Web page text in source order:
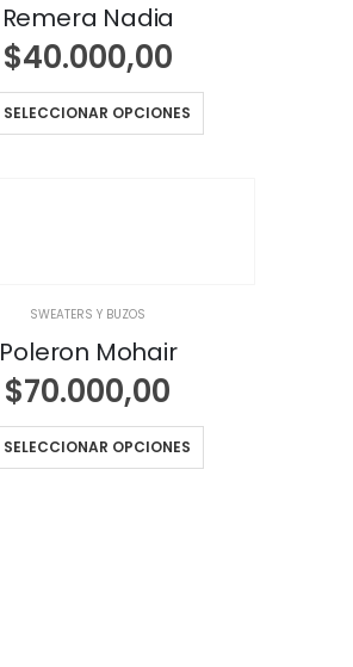
Remera Nadia
$40.000,00
SELECCIONAR OPCIONES
SWEATERS Y BUZOS
Poleron Mohair
$70.000,00
SELECCIONAR OPCIONES